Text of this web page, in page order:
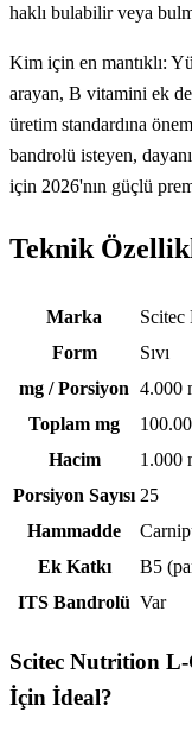
haklı bulabilir veya
Kim için en mantıklı:
arayan, B vitamini ek
üretim standardına
bandrolü isteyen,
için 2026'nın güçlü
Teknik
Teknik özellikler
Marka
Scitec
Form
Sıvı
mg / Porsiyon 4.000
Toplam mg
Hacim
1.000
Porsiyon Sayısı 25
Hammadde
Ek Katkı
B5
ITS Bandrolü Var
Scitec Nutrition L-
İçin İdeal?